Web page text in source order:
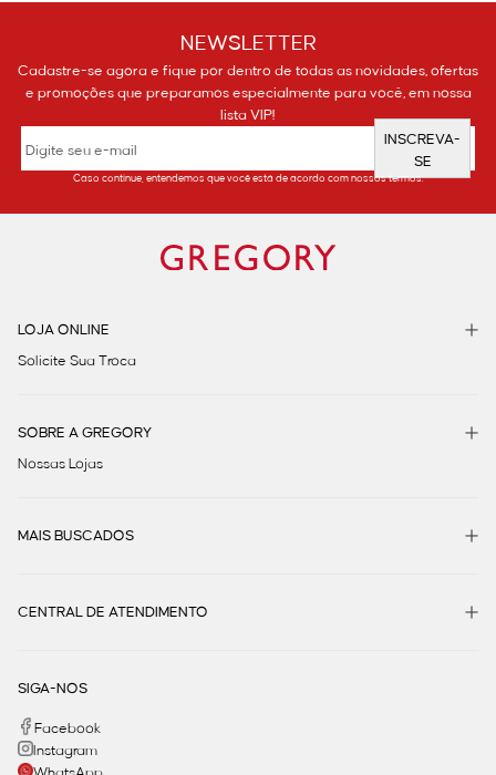
NEWSLETTER
Cadastre-se agora e fique por dentro de todas as novidades, ofertas
e promoções que preparamos especialmente para você, em nossa
lista VIP!
INSCREVA-
SE
Caso continue, entendemos que você está de acordo com nossos termos.
LOJA ONLINE
Solicite Sua Troca
SOBRE A GREGORY
Nossas Lojas
MAIS BUSCADOS
CENTRAL DE ATENDIMENTO
SIGA-NOS
Facebook
Instagram